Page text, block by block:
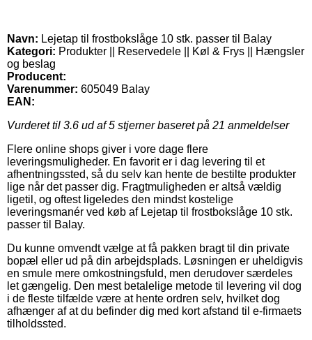
Navn: Lejetap til frostbokslåge 10 stk. passer til Balay
Kategori: Produkter || Reservedele || Køl & Frys || Hængsler
og beslag
Producent:
Varenummer: 605049 Balay
EAN:
Vurderet til 3.6 ud af 5 stjerner baseret på 21 anmeldelser
Flere online shops giver i vore dage flere
leveringsmuligheder. En favorit er i dag levering til et
afhentningssted, så du selv kan hente de bestilte produkter
lige når det passer dig. Fragtmuligheden er altså vældig
ligetil, og oftest ligeledes den mindst kostelige
leveringsmanér ved køb af Lejetap til frostbokslåge 10 stk.
passer til Balay.
Du kunne omvendt vælge at få pakken bragt til din private
bopæl eller ud på din arbejdsplads. Løsningen er uheldigvis
en smule mere omkostningsfuld, men derudover særdeles
let gængelig. Den mest betalelige metode til levering vil dog
i de fleste tilfælde være at hente ordren selv, hvilket dog
afhænger af at du befinder dig med kort afstand til e-firmaets
tilholdssted.